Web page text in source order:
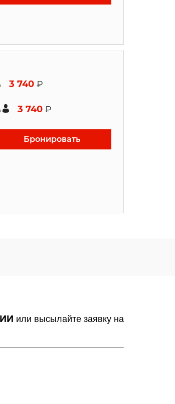
3 740 ₽
3 740 ₽
Бронировать
или высылайте заявку на